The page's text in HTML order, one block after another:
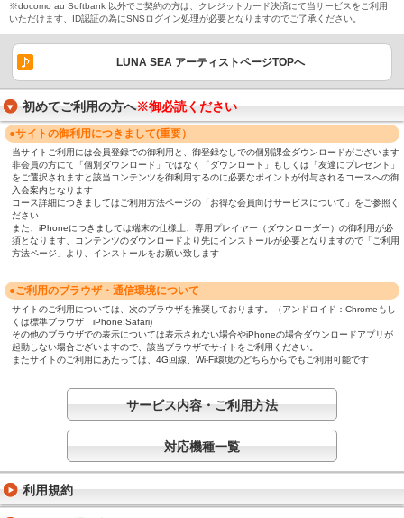
※docomo au Softbank 以外でご契約の方は、クレジットカード決済にて当サービスをご利用
いただけます、ID認証の為にSNSログイン処理が必要となりますのでご了承ください。
LUNA SEA アーティストページTOPへ
初めてご利用の方へ※御必読ください
●サイトの御利用につきまして(重要）
当サイトご利用には会員登録での御利用と、御登録なしでの個別課金ダウンロードがございます
非会員の方にて「個別ダウンロード」ではなく「ダウンロード」もしくは「友達にプレゼント」
をご選択されますと該当コンテンツを御利用するのに必要なポイントが付与されるコースへの御
入会案内となります
コース詳細につきましてはご利用方法ページの「お得な会員向けサービスについて」をご参照く
ださい
また、iPhoneにつきましては端末の仕様上、専用プレイヤー（ダウンローダー）の御利用が必
須となります、コンテンツのダウンロードより先にインストールが必要となりますので「ご利用
方法ページ」より、インストールをお願い致します
●ご利用のブラウザ・通信環境について
サイトのご利用については、次のブラウザを推奨しております。（アンドロイド：Chromeもし
くは標準ブラウザ iPhone:Safari)
その他のブラウザでの表示については表示されない場合やiPhoneの場合ダウンロードアプリが
起動しない場合ございますので、該当ブラウザでサイトをご利用ください。
またサイトのご利用にあたっては、4G回線、Wi-Fi環境のどちらからでもご利用可能です
サービス内容・ご利用方法
対応機種一覧
利用規約